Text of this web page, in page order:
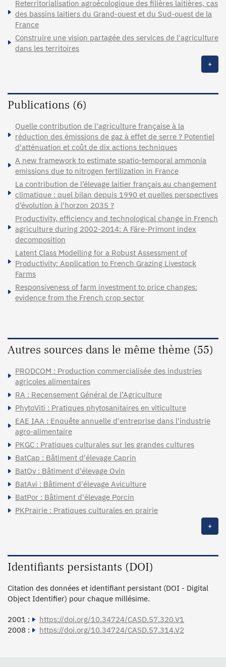
Reterritorialisation agroécologique des filières laitières, cas
des bassins laitiers du Grand-ouest et du Sud-ouest de la
France
Construire une vision partagée des services de l'agriculture
dans les territoires
+
Publications (6)
Quelle contribution de l'agriculture française à la
réduction des émissions de gaz à effet de serre ? Potentiel
d'atténuation et coût de dix actions techniques
A new framework to estimate spatio-temporal ammonia
emissions due to nitrogen fertilization in France
La contribution de l’élevage laitier français au changement
climatique : quel bilan depuis 1990 et quelles perspectives
d’évolution à l'horzon 2035 ?
Productivity, efficiency and technological change in French
agriculture during 2002-2014: A Färe-Primont index
decomposition
Latent Class Modelling for a Robust Assessment of
Productivity: Application to French Grazing Livestock
Farms
Responsiveness of farm investment to price changes:
evidence from the French crop sector
Autres sources dans le même thème (55)
PRODCOM : Production commercialisée des industries
agricoles alimentaires
RA : Recensement Général de l’Agriculture
PhytoViti : Pratiques phytosanitaires en viticulture
EAE IAA : Enquête annuelle d'entreprise dans l'industrie
agro-alimentaire
PKGC : Pratiques culturales sur les grandes cultures
BatCap : Bâtiment d'élevage Caprin
BatOv : Bâtiment d'élevage Ovin
BatAvi : Bâtiment d'élevage Aviculture
BatPor : Bâtiment d'élevage Porcin
PKPrairie : Pratiques culturales en prairie
+
Identifiants persistants (DOI)
Citation des données et identifiant persistant (DOI - Digital
Object Identifier) pour chaque millésime.
2001 :
https://doi.org/10.34724/CASD.57.320.V1
2008 :
https://doi.org/10.34724/CASD.57.314.V2